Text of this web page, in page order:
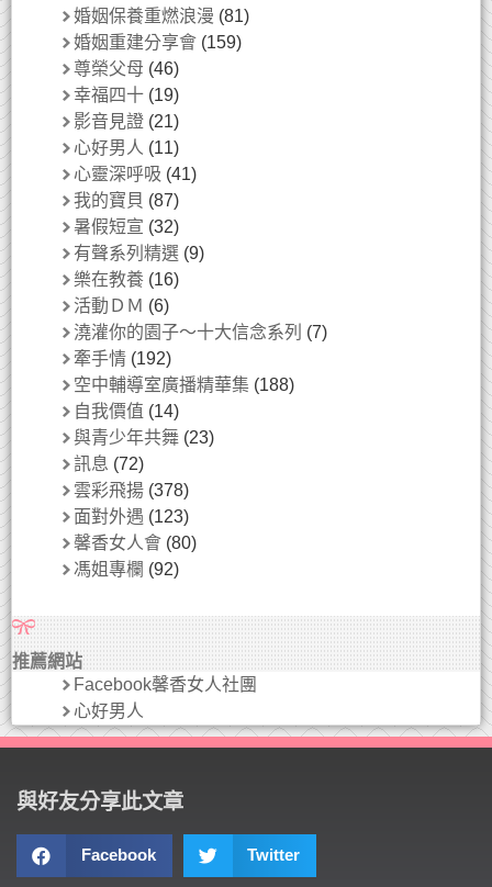
婚姻保養重燃浪漫 (81)
婚姻重建分享會 (159)
尊榮父母 (46)
幸福四十 (19)
影音見證 (21)
心好男人 (11)
心靈深呼吸 (41)
我的寶貝 (87)
暑假短宣 (32)
有聲系列精選 (9)
樂在教養 (16)
活動ＤＭ (6)
澆灌你的園子～十大信念系列 (7)
牽手情 (192)
空中輔導室廣播精華集 (188)
自我價值 (14)
與青少年共舞 (23)
訊息 (72)
雲彩飛揚 (378)
面對外遇 (123)
馨香女人會 (80)
馮姐專欄 (92)
推薦網站
Facebook馨香女人社團
心好男人
與好友分享此文章
Facebook Twitter